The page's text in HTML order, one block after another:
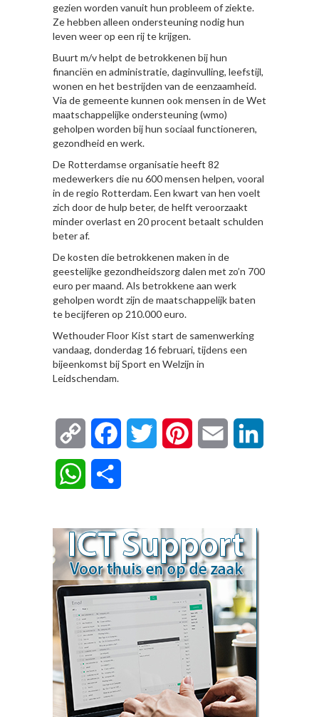
gezien worden vanuit hun probleem of ziekte.
Ze hebben alleen ondersteuning nodig hun
leven weer op een rij te krijgen.
Buurt m/v helpt de betrokkenen bij hun
financiën en administratie, daginvulling, leefstijl,
wonen en het bestrijden van de eenzaamheid.
Via de gemeente kunnen ook mensen in de Wet
maatschappelijke ondersteuning (wmo)
geholpen worden bij hun sociaal functioneren,
gezondheid en werk.
De Rotterdamse organisatie heeft 82
medewerkers die nu 600 mensen helpen, vooral
in de regio Rotterdam. Een kwart van hen voelt
zich door de hulp beter, de helft veroorzaakt
minder overlast en 20 procent betaalt schulden
beter af.
De kosten die betrokkenen maken in de
geestelijke gezondheidszorg dalen met zo’n 700
euro per maand. Als betrokkene aan werk
geholpen wordt zijn de maatschappelijk baten
te becijferen op 210.000 euro.
Wethouder Floor Kist start de samenwerking
vandaag, donderdag 16 februari, tijdens een
bijeenkomst bij Sport en Welzijn in
Leidschendam.
Copy
Link
FacebookTwitter Pinterest Email
WhatsApp